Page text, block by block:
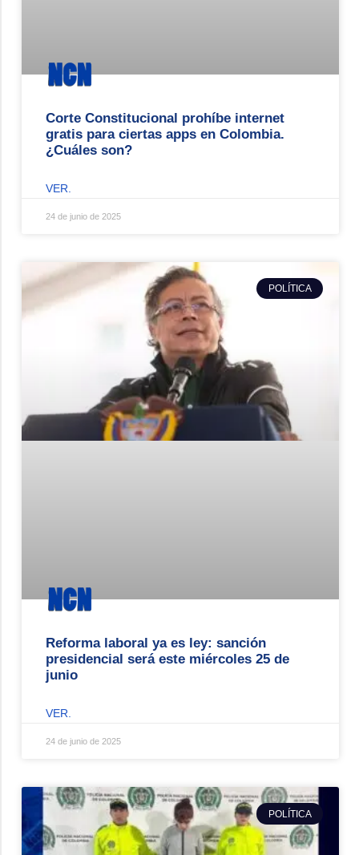
Corte Constitucional prohíbe internet
gratis para ciertas apps en Colombia.
¿Cuáles son?
VER.
24 de junio de 2025
POLÍTICA
Reforma laboral ya es ley: sanción
presidencial será este miércoles 25 de
junio
VER.
24 de junio de 2025
POLÍTICA